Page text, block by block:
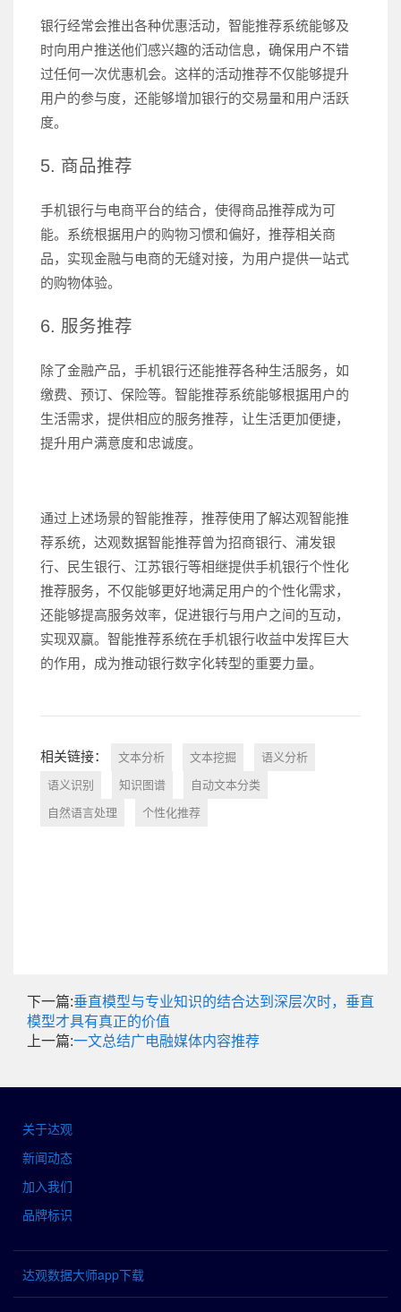
银行经常会推出各种优惠活动，智能推荐系统能够及
时向用户推送他们感兴趣的活动信息，确保用户不错
过任何一次优惠机会。这样的活动推荐不仅能够提升
用户的参与度，还能够增加银行的交易量和用户活跃
度。
5. 商品推荐
手机银行与电商平台的结合，使得商品推荐成为可
能。系统根据用户的购物习惯和偏好，推荐相关商
品，实现金融与电商的无缝对接，为用户提供一站式
的购物体验。
6. 服务推荐
除了金融产品，手机银行还能推荐各种生活服务，如
缴费、预订、保险等。智能推荐系统能够根据用户的
生活需求，提供相应的服务推荐，让生活更加便捷，
提升用户满意度和忠诚度。
通过上述场景的智能推荐，推荐使用了解达观智能推
荐系统，达观数据智能推荐曾为招商银行、浦发银
行、民生银行、江苏银行等相继提供手机银行个性化
推荐服务，不仅能够更好地满足用户的个性化需求，
还能够提高服务效率，促进银行与用户之间的互动，
实现双赢。智能推荐系统在手机银行收益中发挥巨大
的作用，成为推动银行数字化转型的重要力量。
相关链接： 文本分析 文本挖掘 语义分析
语义识别 知识图谱 自动文本分类
自然语言处理 个性化推荐
下一篇:垂直模型与专业知识的结合达到深层次时，垂直
模型才具有真正的价值
上一篇:一文总结广电融媒体内容推荐
关于达观
新闻动态
加入我们
品牌标识
达观数据大师app下载